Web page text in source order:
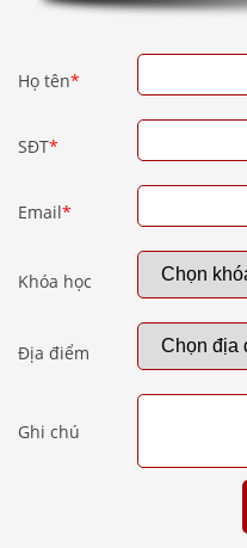
Họ tên*
SĐT*
Email*
Khóa học
Địa điểm
Ghi chú